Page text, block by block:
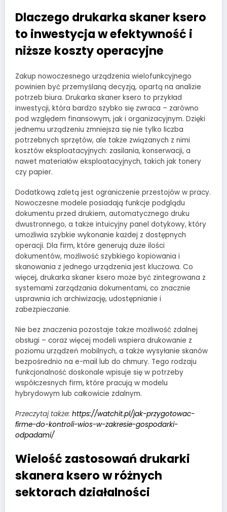
Dlaczego drukarka skaner ksero
to inwestycja w efektywność i
niższe koszty operacyjne
Zakup nowoczesnego urządzenia wielofunkcyjnego
powinien być przemyślaną decyzją, opartą na analizie
potrzeb biura. Drukarka skaner ksero to przykład
inwestycji, która bardzo szybko się zwraca – zarówno
pod względem finansowym, jak i organizacyjnym. Dzięki
jednemu urządzeniu zmniejsza się nie tylko liczba
potrzebnych sprzętów, ale także związanych z nimi
kosztów eksploatacyjnych: zasilania, konserwacji, a
nawet materiałów eksploatacyjnych, takich jak tonery
czy papier.
Dodatkową zaletą jest ograniczenie przestojów w pracy.
Nowoczesne modele posiadają funkcje podglądu
dokumentu przed drukiem, automatycznego druku
dwustronnego, a także intuicyjny panel dotykowy, który
umożliwia szybkie wykonanie każdej z dostępnych
operacji. Dla firm, które generują duże ilości
dokumentów, możliwość szybkiego kopiowania i
skanowania z jednego urządzenia jest kluczowa. Co
więcej, drukarka skaner ksero może być zintegrowana z
systemami zarządzania dokumentami, co znacznie
usprawnia ich archiwizację, udostępnianie i
zabezpieczanie.
Nie bez znaczenia pozostaje także możliwość zdalnej
obsługi – coraz więcej modeli wspiera drukowanie z
poziomu urządzeń mobilnych, a także wysyłanie skanów
bezpośrednio na e-mail lub do chmury. Tego rodzaju
funkcjonalność doskonale wpisuje się w potrzeby
współczesnych firm, które pracują w modelu
hybrydowym lub całkowicie zdalnym.
Przeczytaj także: https://watchit.pl/jak-przygotowac-
firme-do-kontroli-wios-w-zakresie-gospodarki-
odpadami/
Wielość zastosowań drukarki
skanera ksero w różnych
sektorach działalności